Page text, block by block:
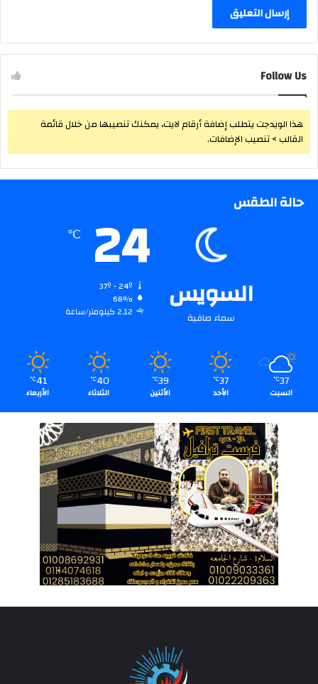
Follow Us
هذا الويدجت يتطلب إضافة أرقام لايت، يمكنك تنصيبها من خلال قائمة
القالب > تنصيب الإضافات.
حالة الطقس
السويس
سماء صافية
24
℃
68%
2.12 كيلومتر/ساعة
37
℃
السبت
37
℃
الأحد
39
℃
الأثنين
40
℃
الثلاثاء
41
℃
الأربعاء